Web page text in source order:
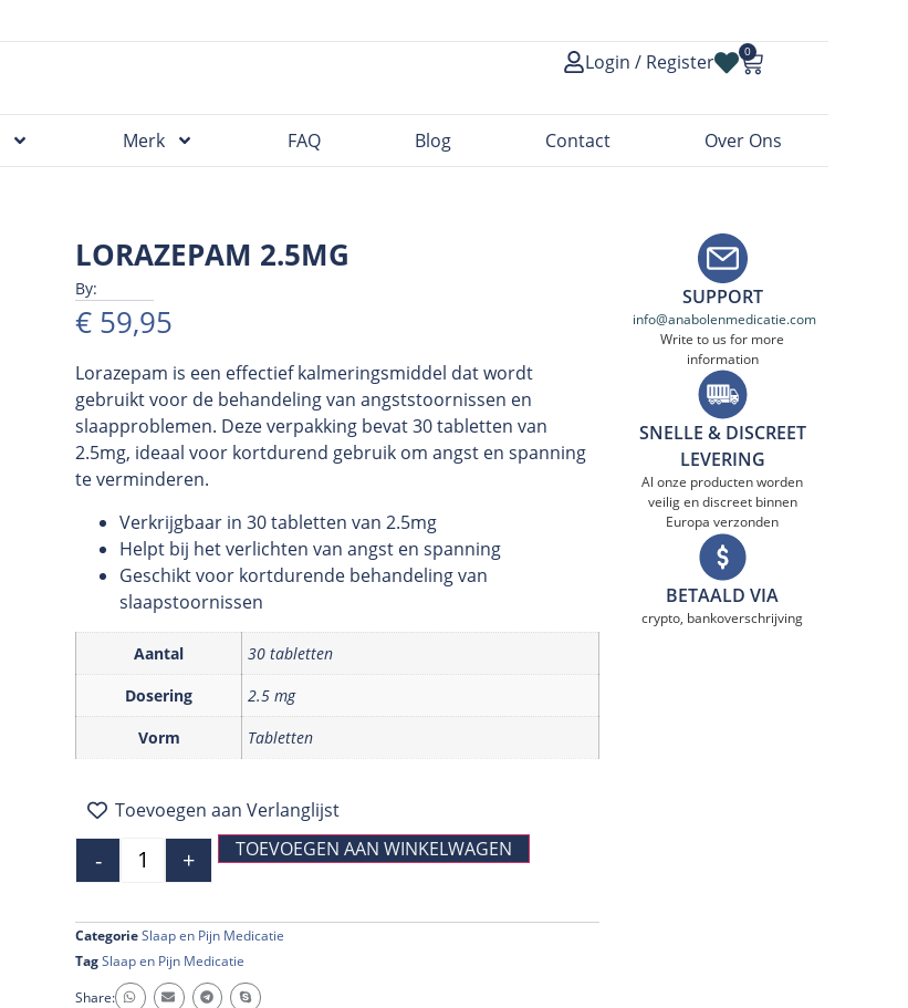
Login / Register 0
Merk FAQ Blog Contact Over Ons
LORAZEPAM 2.5MG
By:
€ 59,95
Lorazepam is een effectief kalmeringsmiddel dat wordt
gebruikt voor de behandeling van angststoornissen en
slaapproblemen. Deze verpakking bevat 30 tabletten van
2.5mg, ideaal voor kortdurend gebruik om angst en spanning
te verminderen.
Verkrijgbaar in 30 tabletten van 2.5mg
Helpt bij het verlichten van angst en spanning
Geschikt voor kortdurende behandeling van
slaapstoornissen
Aantal
30 tabletten
Dosering
2.5 mg
Vorm
Tabletten
Toevoegen aan Verlanglijst
- + TOEVOEGEN AAN WINKELWAGEN
CategorieSlaap en Pijn Medicatie
TagSlaap en Pijn Medicatie
Share:
SUPPORT
info@anabolenmedicatie.com
Write to us for more
information
SNELLE & DISCREET
LEVERING
Al onze producten worden
veilig en discreet binnen
Europa verzonden
BETAALD VIA
crypto, bankoverschrijving